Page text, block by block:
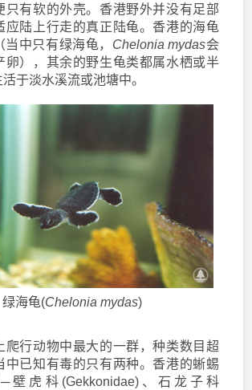
只有软的外壳。香港野外并没有足部
应陆上行走的真正陆龟。香港的海龟
中只有绿海龟， Chelonia mydas会
卵），其余的野生龟类都属水栖或半
于淡水溪流或池塘中。
绿海龟(Chelonia mydas)
爬行动物中最大的一群，种类数目超
中已知有毒的只有两种。香港的蜥蜴
壁虎科(Gekkonidae)、石龙子科